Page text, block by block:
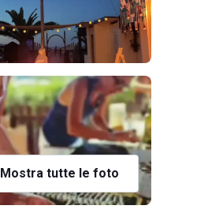
Mostra tutte le foto